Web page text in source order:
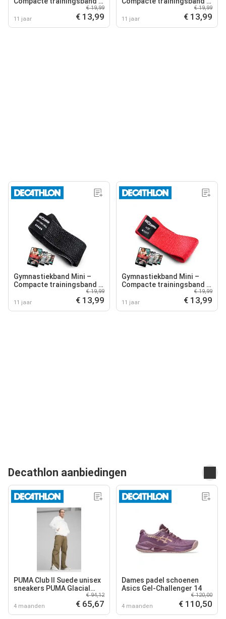
11 jaar
€ 19,99
€ 13,99 11 jaar
€ 19,99
€ 13,99
Gymnastiekband Mini –
Compacte trainingsband -
11 jaar
€ 19,99
€ 13,99
Gymnastiekband Mini –
Compacte trainingsband -
11 jaar
€ 19,99
€ 13,99
Decathlon aanbiedingen
PUMA Club II Suede unisex
sneakers PUMA Glacial
4 maanden
€ 94,12
€ 65,67
Dames padel schoenen
Asics Gel-Challenger 14
4 maanden
€ 120,00
€ 110,50